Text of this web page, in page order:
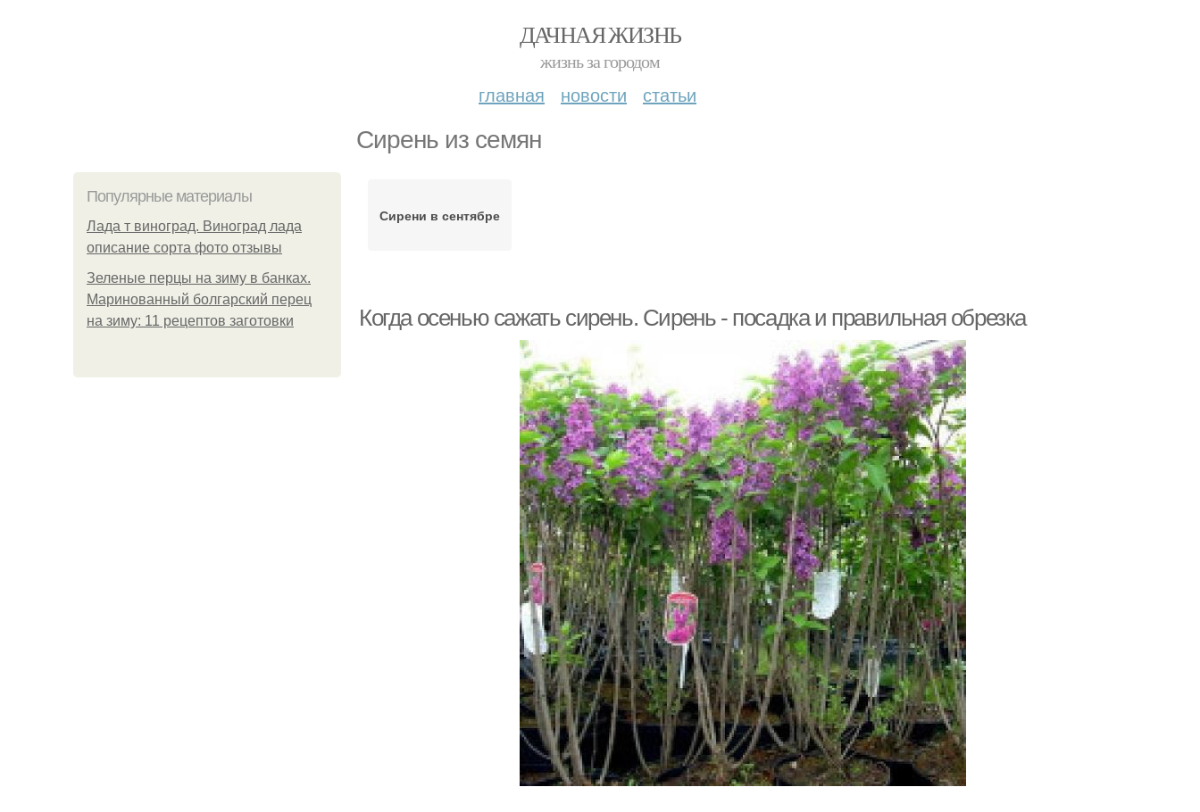
ДАЧНАЯ ЖИЗНЬ
жизнь за городом
главная новости статьи
Сирень из семян
Популярные материалы
Лада т виноград. Виноград лада
описание сорта фото отзывы
Зеленые перцы на зиму в банках.
Маринованный болгарский перец
на зиму: 11 рецептов заготовки
Сирени в сентябре
Когда осенью сажать сирень. Сирень - посадка и правильная обрезка